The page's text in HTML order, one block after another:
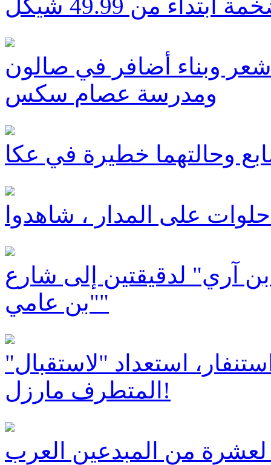
من 49.99 شيكل
وبناء أضافر في صالون
ومدرسة عصام سكس
وحالتهما خطيرة في عكا
على المدار ، شاهدوا
آري" لدقيقتين إلى شارع
"بن عامي"
استعداد "لاستقبال"
المتطرف مارزل!